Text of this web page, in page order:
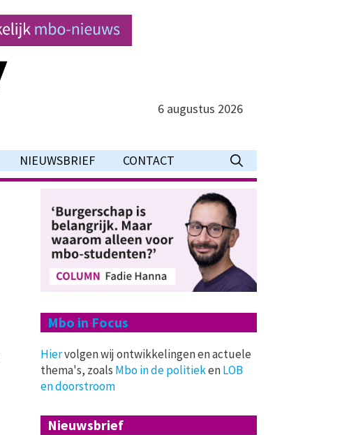
6 augustus 2026
NIEUWSBRIEF CONTACT
Mbo in Focus
Hiervolgen wij ontwikkelingen en actuele
thema's, zoals Mbo in de politiekenLOB
en doorstroom
Nieuwsbrief